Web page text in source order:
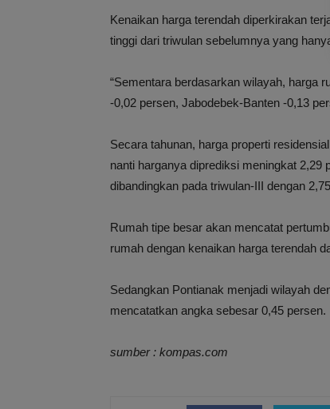
Kenaikan harga terendah diperkirakan
tinggi dari triwulan sebelumnya yang
“Sementara berdasarkan wilayah, harga
-0,02 persen, Jabodebek-Banten -0,13
Secara tahunan, harga properti
nanti harganya diprediksi meningkat 2,29
dibandingkan pada triwulan-III dengan
Rumah tipe besar akan mencatat
rumah dengan kenaikan harga terendah
Sedangkan Pontianak menjadi wilayah
mencatatkan angka sebesar 0,45 persen.
sumber : kompas.com